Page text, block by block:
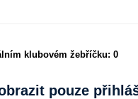
klubovém žebříčku:0
pouze